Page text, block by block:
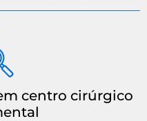
centro cirúrgico